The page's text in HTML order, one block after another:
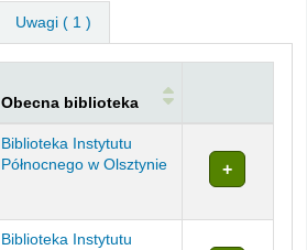
Uwagi ( 1 )
Obecna biblioteka
Biblioteka Instytutu
Północnego w Olsztynie
Biblioteka Instytutu